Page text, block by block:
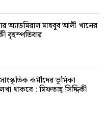
অ্যাডমিরাল মাহবুব আলী খানের
বৃহস্পতিবার
কর্মীদের ভূমিকা
থাকবে : মিফতাহ্ সিদ্দিকী